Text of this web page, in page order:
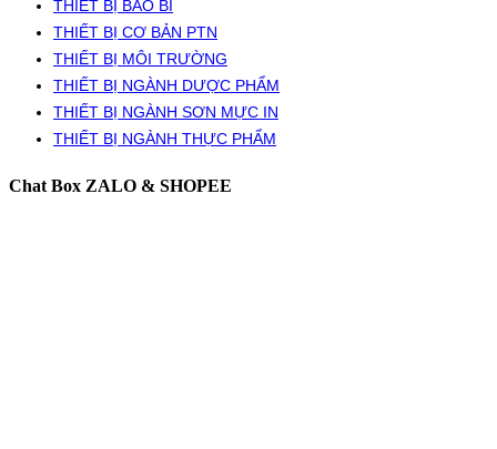
THIẾT BỊ BAO BÌ
THIẾT BỊ CƠ BẢN PTN
THIẾT BỊ MÔI TRƯỜNG
THIẾT BỊ NGÀNH DƯỢC PHẨM
THIẾT BỊ NGÀNH SƠN MỰC IN
THIẾT BỊ NGÀNH THỰC PHẨM
Chat Box ZALO & SHOPEE